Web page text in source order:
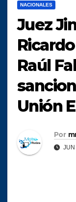
NACIONALES
Juez
Raúl
Unión
Por
JUN